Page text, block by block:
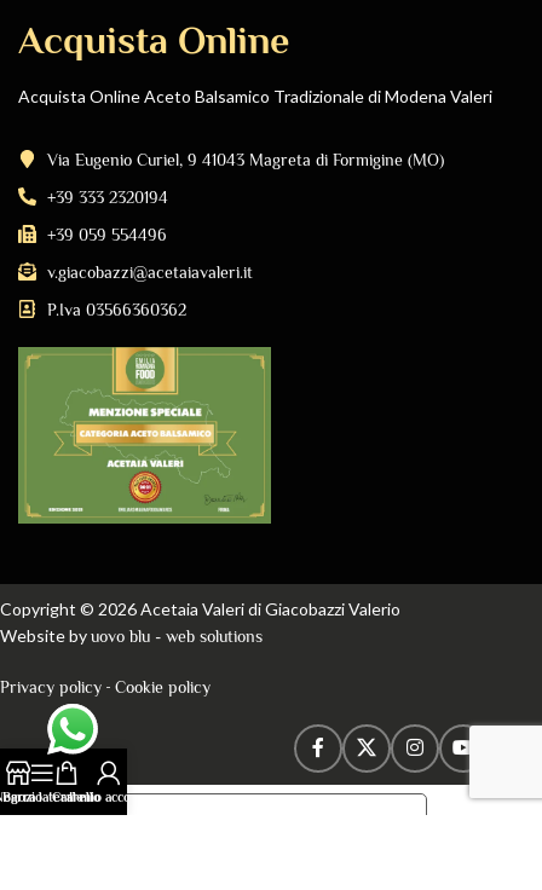
Acquista Online
Acquista Online Aceto Balsamico Tradizionale di Modena Valeri
Via Eugenio Curiel, 9 41043 Magreta di Formigine (MO)
+39 333 2320194
+39 059 554496
v.giacobazzi@acetaiavaleri.it
P.Iva 03566360362
Copyright © 2026 Acetaia Valeri di Giacobazzi Valerio
Website byuovo blu - web solutions
Privacy policy - Cookie policy
Barra laterale
Carrello
Il mio account
Le tue preferenze relative alla privacy